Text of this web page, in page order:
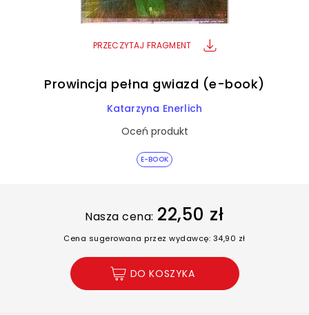
PRZECZYTAJ FRAGMENT
E-BOOK
Prowincja pełna gwiazd (e-book)
Katarzyna Enerlich
Oceń produkt
Nasza cena: 22,50 zł
Cena sugerowana przez wydawcę: 34,90 zł
DO KOSZYKA